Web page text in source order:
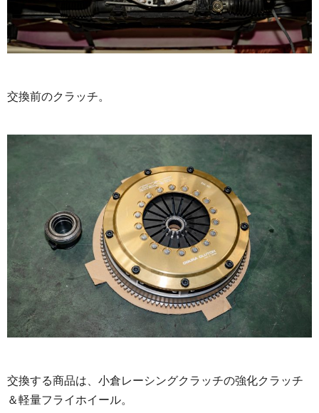
交換前のクラッチ。
交換する商品は、小倉レーシングクラッチの強化クラッチ
＆軽量フライホイール。